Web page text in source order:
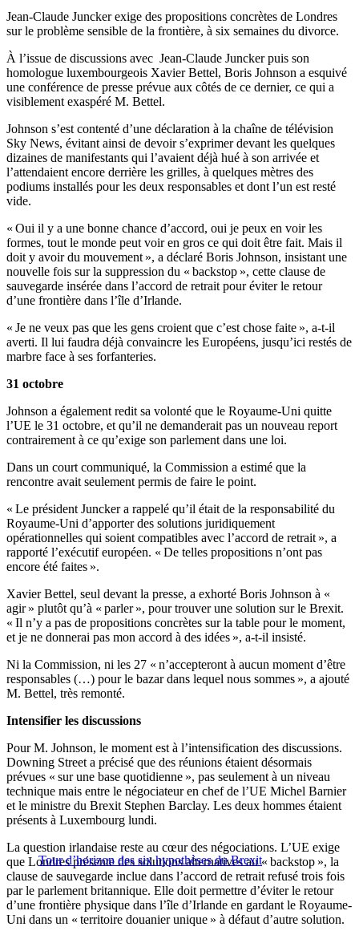
Jean-Claude Juncker exige des propositions concrètes de Londres
sur le problème sensible de la frontière, à six semaines du divorce.
À l’issue de discussions avec Jean-Claude Juncker puis son
homologue luxembourgeois Xavier Bettel, Boris Johnson a esquivé
une conférence de presse prévue aux côtés de ce dernier, ce qui a
visiblement exaspéré M. Bettel.
Johnson s’est contenté d’une déclaration à la chaîne de télévision
Sky News, évitant ainsi de devoir s’exprimer devant les quelques
dizaines de manifestants qui l’avaient déjà hué à son arrivée et
l’attendaient encore derrière les grilles, à quelques mètres des
podiums installés pour les deux responsables et dont l’un est resté
vide.
« Oui il y a une bonne chance d’accord, oui je peux en voir les
formes, tout le monde peut voir en gros ce qui doit être fait. Mais il
doit y avoir du mouvement », a déclaré Boris Johnson, insistant une
nouvelle fois sur la suppression du « backstop », cette clause de
sauvegarde insérée dans l’accord de retrait pour éviter le retour
d’une frontière dans l’île d’Irlande.
« Je ne veux pas que les gens croient que c’est chose faite », a-t-il
averti. Il lui faudra déjà convaincre les Européens, jusqu’ici restés de
marbre face à ses forfanteries.
31 octobre
Johnson a également redit sa volonté que le Royaume-Uni quitte
l’UE le 31 octobre, et qu’il ne demanderait pas un nouveau report
contrairement à ce qu’exige son parlement dans une loi.
Dans un court communiqué, la Commission a estimé que la
rencontre avait seulement permis de faire le point.
« Le président Juncker a rappelé qu’il était de la responsabilité du
Royaume-Uni d’apporter des solutions juridiquement
opérationnelles qui soient compatibles avec l’accord de retrait », a
rapporté l’exécutif européen. « De telles propositions n’ont pas
encore été faites ».
Xavier Bettel, seul devant la presse, a exhorté Boris Johnson à «
agir » plutôt qu’à « parler », pour trouver une solution sur le Brexit.
« Il n’y a pas de propositions concrètes sur la table pour le moment,
et je ne donnerai pas mon accord à des idées », a-t-il insisté.
Ni la Commission, ni les 27 « n’accepteront à aucun moment d’être
responsables (…) pour le bazar dans lequel nous sommes », a ajouté
M. Bettel, très remonté.
Intensifier les discussions
Pour M. Johnson, le moment est à l’intensification des discussions.
Downing Street a précisé que des réunions étaient désormais
prévues « sur une base quotidienne », pas seulement à un niveau
technique mais entre le négociateur en chef de l’UE Michel Barnier
et le ministre du Brexit Stephen Barclay. Les deux hommes étaient
présents à Luxembourg lundi.
Tour d’horizon des six hypothèses du Brexit
La question irlandaise reste au cœur des négociations. L’UE exige
que Londres présente des solutions alternatives au « backstop », la
clause de sauvegarde inclue dans l’accord de retrait refusé trois fois
par le parlement britannique. Elle doit permettre d’éviter le retour
d’une frontière physique dans l’île d’Irlande en gardant le Royaume-
Uni dans un « territoire douanier unique » à défaut d’autre solution.